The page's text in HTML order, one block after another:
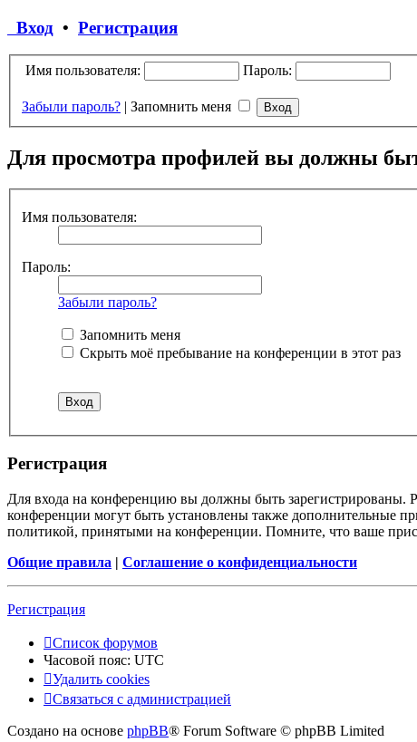
Вход • Регистрация
Имя пользователя: Пароль:
Забыли пароль? | Запомнить меня
Для просмотра профилей вы должны
Имя пользователя:
Пароль:
Забыли пароль?
Запомнить меня
Скрыть моё пребывание на конференции в этот раз
Регистрация
Для входа на конференцию вы должны быть зарегистрированы.
конференции могут быть установлены также дополнительные
политикой, принятыми на конференции. Помните, что ваше
Общие правила | Соглашение о конфиденциальности
Регистрация
Список форумов
Часовой пояс: UTC
Удалить cookies
Связаться с администрацией
Создано на основе phpBB® Forum Software © phpBB Limited